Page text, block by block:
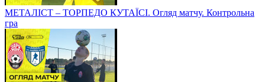
МЕТАЛІСТ – ТОРПЕДО КУТАЇСІ. Огляд матчу. Контрольна
гра